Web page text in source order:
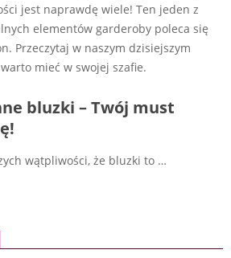
jest naprawdę wiele! Ten jeden z
elementów garderoby poleca się
Przeczytaj w naszym dzisiejszym
mieć w swojej szafie.
bluzki – Twój must
wątpliwości, że bluzki to …